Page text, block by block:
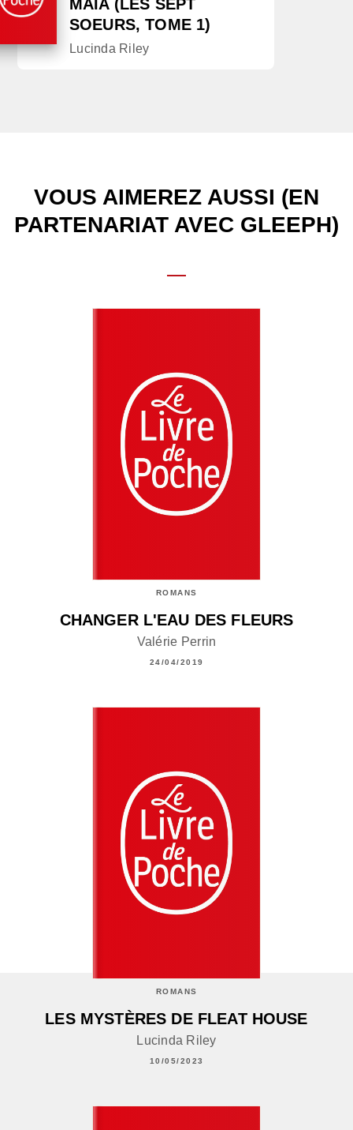
MAIA (LES SEPT
SOEURS, TOME 1)
Lucinda Riley
VOUS AIMEREZ AUSSI (EN
PARTENARIAT AVEC GLEEPH)
ROMANS
CHANGER L'EAU DES FLEURS
Valérie Perrin
24/04/2019
ROMANS
LES MYSTÈRES DE FLEAT HOUSE
Lucinda Riley
10/05/2023